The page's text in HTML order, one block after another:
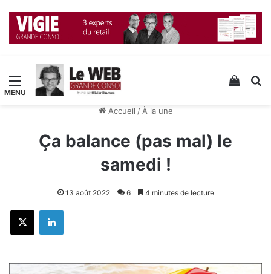
Menu Voir
Accueil / À la une
Ça balance (pas mal) le
samedi !
13 août 2022 6 4 minutes de lecture
X Linkedin